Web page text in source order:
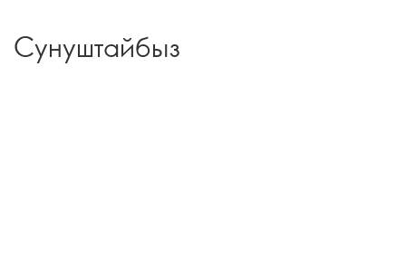
Сунуштайбыз